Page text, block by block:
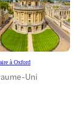
à Oxford
Uni